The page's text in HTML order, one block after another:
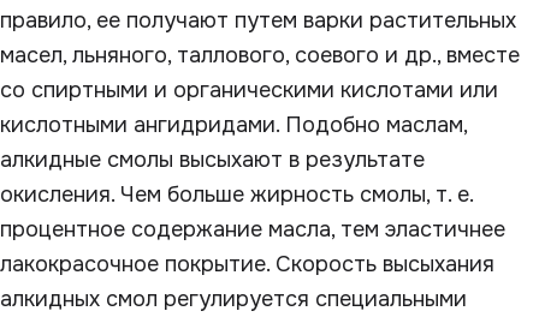
правило, ее получают путем варки растительных
масел, льняного, таллового, соевого и др., вместе
со спиртными и органическими кислотами или
кислотными ангидридами. Подобно маслам,
алкидные смолы высыхают в результате
окисления. Чем больше жирность смолы, т. е.
процентное содержание масла, тем эластичнее
лакокрасочное покрытие. Скорость высыхания
алкидных смол регулируется специальными